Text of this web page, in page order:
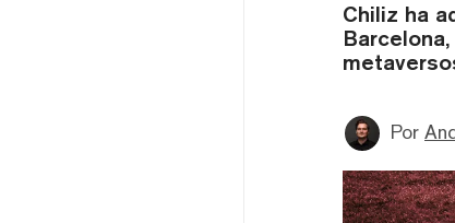
Chiliz ha
Por